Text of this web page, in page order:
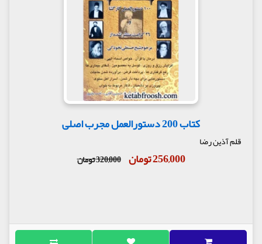
کتاب 200 دستورالعمل مجرب اصلی
قلم آذین رضا
256,000 تومان 320,000 تومان